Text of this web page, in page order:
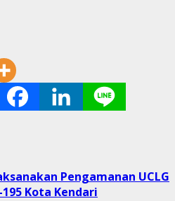
Pengamanan UCLG
195 Kota Kendari